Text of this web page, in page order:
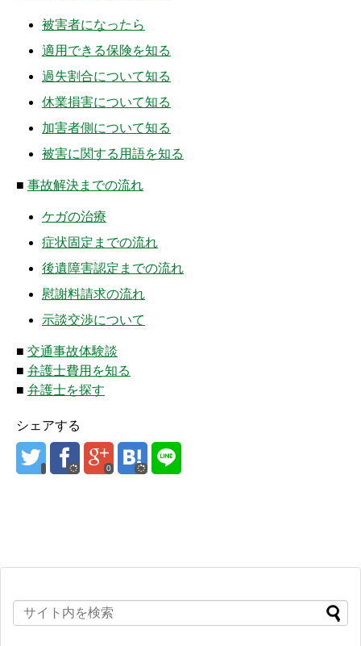
被害者になったら
適用できる保険を知る
過失割合について知る
休業損害について知る
加害者側について知る
被害に関する用語を知る
■ 事故解決までの流れ
ケガの治療
症状固定までの流れ
後遺障害認定までの流れ
慰謝料請求の流れ
示談交渉について
■ 交通事故体験談
■ 弁護士費用を知る
■ 弁護士を探す
シェアする
0